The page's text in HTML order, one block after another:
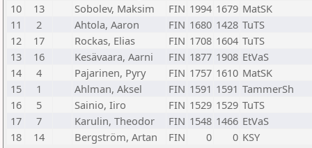
10
13 Sobolev, Maksim FIN 1994 1679 MatSK
11
2 Ahtola, Aaron FIN 1680 1428 TuTS
12
17 Rockas, Elias FIN 1708 1604 TuTS
13
16 Kesävaara, Aarni FIN 1877 1908 EtVaS
14
4 Pajarinen, Pyry FIN 1757 1610 MatSK
15
1 Ahlman, Aksel FIN 1591 1591 TammerSh
16
5 Sainio, Iiro FIN 1529 1529 TuTS
17
7 Karulin, Theodor FIN 1548 1466 EtVaS
18
14 Bergström, Artan FIN 0 0 KSY